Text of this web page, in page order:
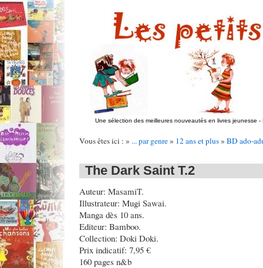
Une sélection des meilleures nouveautés en livres jeunesse -
Vous êtes ici : » ... par genre» 12 ans et plus» BD ado-
The Dark Saint T.2
Auteur: MasamiT.
Illustrateur: Mugi Sawai.
Manga dès 10 ans.
Editeur: Bamboo.
Collection: Doki Doki.
Prix indicatif: 7,95 €
160 pages n&b